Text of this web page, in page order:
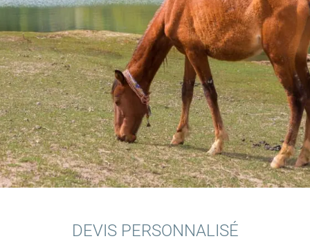
DEVIS PERSONNALISÉ